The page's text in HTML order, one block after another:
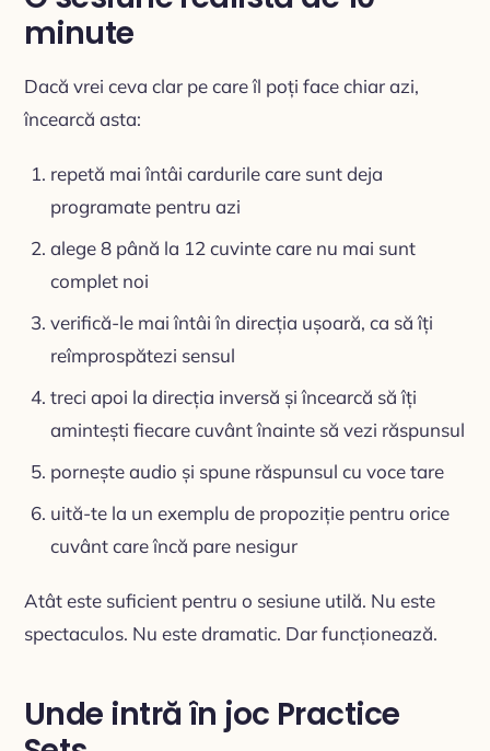
minute
Dacă vrei ceva clar pe care îl poți face chiar azi,
încearcă asta:
repetă mai întâi cardurile care sunt deja
programate pentru azi
alege 8 până la 12 cuvinte care nu mai sunt
complet noi
verifică-le mai întâi în direcția ușoară, ca să îți
reîmprospătezi sensul
treci apoi la direcția inversă și încearcă să îți
amintești fiecare cuvânt înainte să vezi răspunsul
pornește audio și spune răspunsul cu voce tare
uită-te la un exemplu de propoziție pentru orice
cuvânt care încă pare nesigur
Atât este suficient pentru o sesiune utilă. Nu este
spectaculos. Nu este dramatic. Dar funcționează.
Unde intră în joc Practice